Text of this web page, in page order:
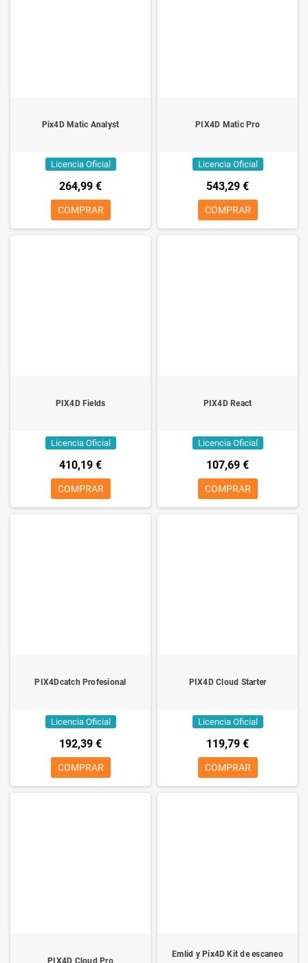
Pix4D Matic Analyst
Licencia Oficial
264,99 €
COMPRAR
PIX4D Matic Pro
Licencia Oficial
543,29 €
COMPRAR
PIX4D Fields
Licencia Oficial
410,19 €
COMPRAR
PIX4D React
Licencia Oficial
107,69 €
COMPRAR
PIX4Dcatch Profesional
Licencia Oficial
192,39 €
COMPRAR
PIX4D Cloud Starter
Licencia Oficial
119,79 €
COMPRAR
Emlid y Pix4D Kit de escaneo